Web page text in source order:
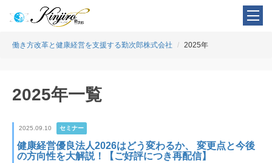
働き方改革と健康経営を支援する勤次郎株式会社 2025年
2025年一覧
2025.09.10 セミナー
健康経営優良法人2026はどう変わるか、 変更点と今後
の方向性を大解説！【ご好評につき再配信】